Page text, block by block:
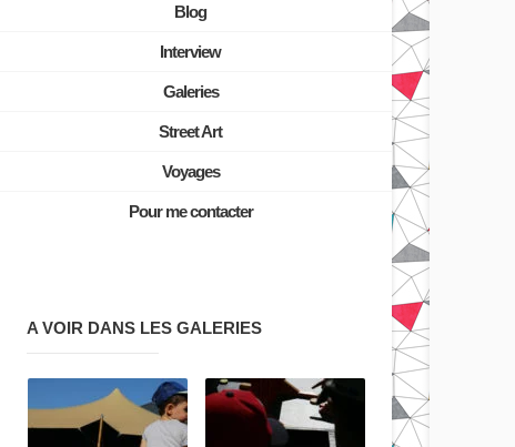
Blog
Interview
Galeries
Street Art
Voyages
Pour me contacter
A VOIR DANS LES GALERIES